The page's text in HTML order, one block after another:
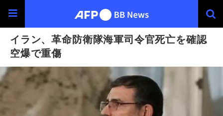
イラン、革命防衛隊海軍司令官死亡を確認
空爆で重傷